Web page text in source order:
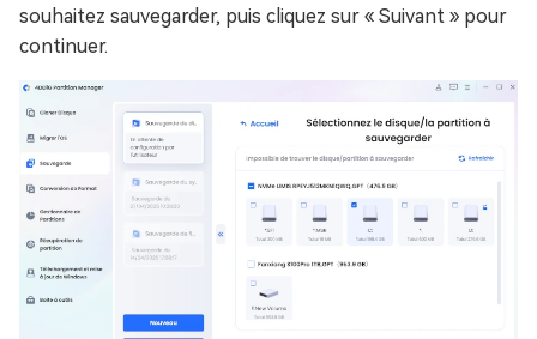
souhaitez sauvegarder, puis cliquez sur « Suivant » pour
continuer.